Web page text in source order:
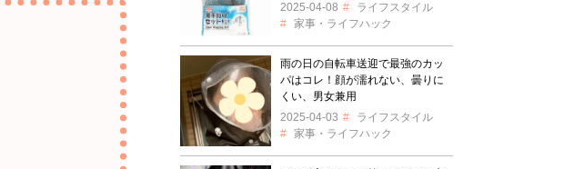
2025-04-08
ライフスタイル
家事・ライフハック
雨の日の自転車送迎で最強のカッ
パはコレ！顔が濡れない、曇りに
くい、男女兼用
2025-04-03
ライフスタイル
家事・ライフハック